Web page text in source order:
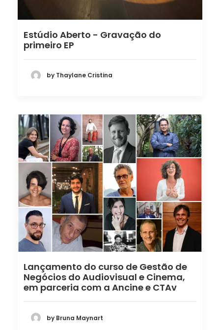
Estúdio Aberto - Gravação do
primeiro EP
by Thaylane Cristina
Lançamento do curso de Gestão de
Negócios do Audiovisual e Cinema,
em parceria com a Ancine e CTAv
by Bruna Maynart